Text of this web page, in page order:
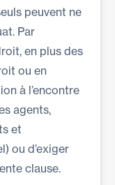
peuvent ne
Par
en plus des
ou en
à l’encontre
agents,
et
ou d’exiger
clause.